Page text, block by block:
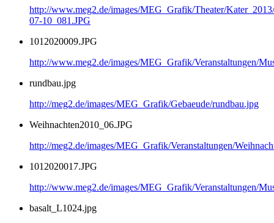
http://www.meg2.de/images/MEG_Grafik/Theater/
07-10_081.JPG
1012020009.JPG
http://www.meg2.de/images/MEG_Grafik/Veranstaltungen/
rundbau.jpg
http://meg2.de/images/MEG_Grafik/Gebaeude/rundbau.jpg
Weihnachten2010_06.JPG
http://meg2.de/images/MEG_Grafik/Veranstaltungen/
1012020017.JPG
http://www.meg2.de/images/MEG_Grafik/Veranstaltungen/
basalt_L1024.jpg